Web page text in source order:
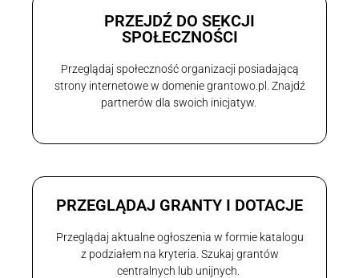
PRZEJDŹ DO SEKCJI
SPOŁECZNOŚCI
Przeglądaj społeczność organizacji posiadającą
strony internetowe w domenie grantowo.pl. Znajdź
partnerów dla swoich inicjatyw.
PRZEGLĄDAJ GRANTY I DOTACJE
Przeglądaj aktualne ogłoszenia w formie katalogu
z podziałem na kryteria. Szukaj grantów
centralnych lub unijnych.